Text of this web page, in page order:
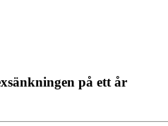
på ett år